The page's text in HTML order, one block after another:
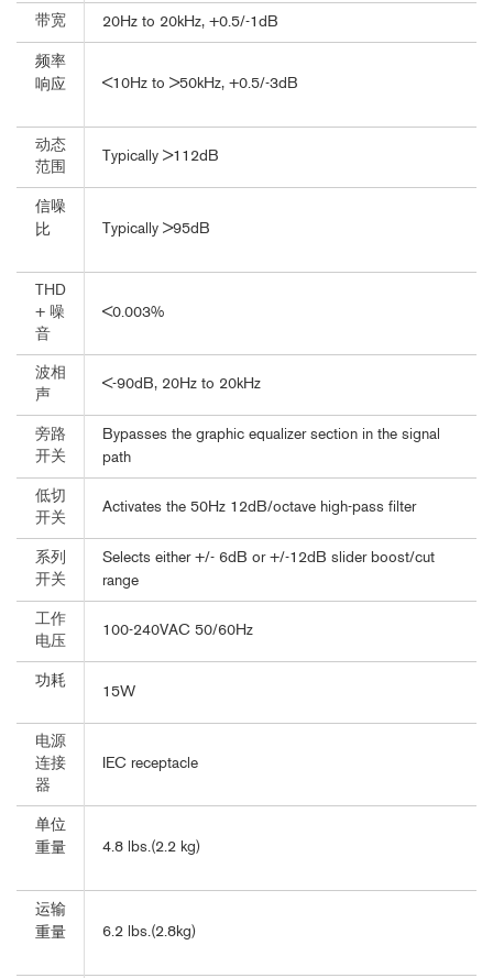
带宽 20Hz to 20kHz, +0.5/-1dB
频率
响应
<10Hz to >50kHz, +0.5/-3dB
动态
范围
Typically >112dB
信噪
比
Typically >95dB
THD
+ 噪
音
<0.003%
波相
声
<-90dB, 20Hz to 20kHz
旁路
开关
Bypasses the graphic equalizer section in the signal
path
低切
开关
Activates the 50Hz 12dB/octave high-pass filter
系列
开关
Selects either +/- 6dB or +/-12dB slider boost/cut
range
工作
电压
100-240VAC 50/60Hz
功耗
15W
电源
连接
器
IEC receptacle
单位
重量
4.8 lbs.(2.2 kg)
运输
重量
6.2 lbs.(2.8kg)